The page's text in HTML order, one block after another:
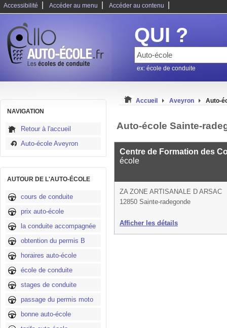
Accessibilité Accéder au menu Accéder au contenu
QUI ?
ex: école de conduite
NAVIGATION
Retour à l'accueil
Auto-école Aveyron
AUTOUR DE L'AUTO-ÉCOLE
cours de conduite
prix auto-école
la conduite accompagnée
obtention du permis B
horaires auto-école
école de conduite
stages de conduite
passage du permis moto
bonne auto-école
Accueil Aveyron Auto-
Auto-école Sainte-
Centre de Formation des
école
ZA ZONE ARTISANALE D ARSAC
12850 Sainte-radegonde
Afficher les détails